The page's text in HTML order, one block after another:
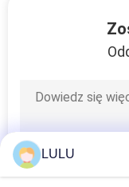
Joint
Track
LULU